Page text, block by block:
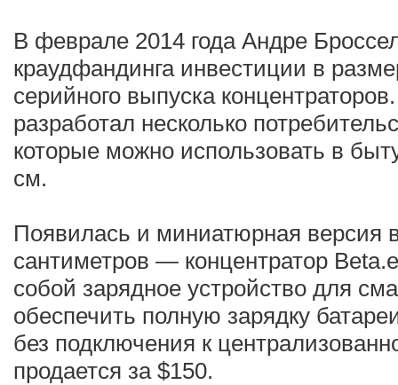
В феврале 2014 года Андре
краудфандинга инвестиции в
серийного выпуска
разработал несколько
которые можно использовать в
см.
Появилась и миниатюрная версия
сантиметров — концентратор
собой зарядное устройство для
обеспечить полную зарядку
без подключения к
продается за $150.